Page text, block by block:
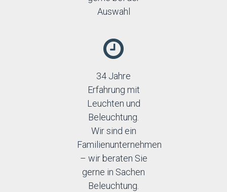
Auswahl
34 Jahre
Erfahrung mit
Leuchten und
Beleuchtung.
Wir sind ein
Familienunternehmen
– wir beraten Sie
gerne in Sachen
Beleuchtung.